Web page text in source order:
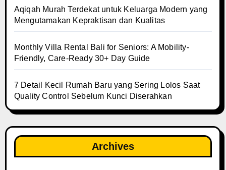
Aqiqah Murah Terdekat untuk Keluarga Modern yang
Mengutamakan Kepraktisan dan Kualitas
Monthly Villa Rental Bali for Seniors: A Mobility-
Friendly, Care-Ready 30+ Day Guide
7 Detail Kecil Rumah Baru yang Sering Lolos Saat
Quality Control Sebelum Kunci Diserahkan
Archives